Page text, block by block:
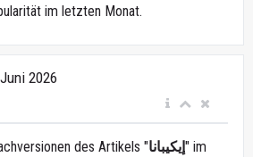
im letzten Monat.
2026
des Artikels "إيكيبانا" im